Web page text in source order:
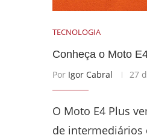
TECNOLOGIA
Conheça o Moto
Por Igor Cabral 27
O Moto E4 Plus
de intermediários